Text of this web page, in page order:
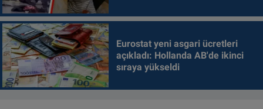
Eurostat yeni asgari ücretleri
açıkladı: Hollanda AB'de ikinci
sıraya yükseldi